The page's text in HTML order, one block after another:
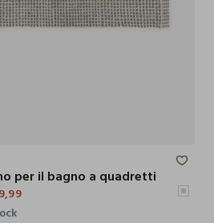
per il bagno a quadretti